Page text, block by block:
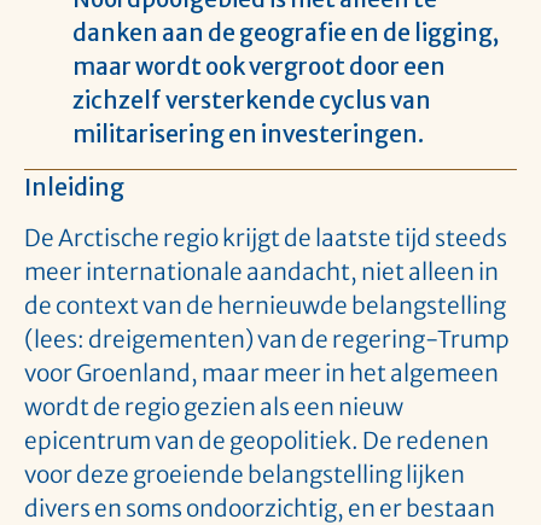
danken aan de geografie en de ligging,
maar wordt ook vergroot door een
zichzelf versterkende cyclus van
militarisering en investeringen.
Inleiding
De Arctische regio krijgt de laatste tijd steeds
meer internationale aandacht, niet alleen in
de context van de hernieuwde belangstelling
(lees: dreigementen) van de regering-Trump
voor Groenland, maar meer in het algemeen
wordt de regio gezien als een nieuw
epicentrum van de geopolitiek. De redenen
voor deze groeiende belangstelling lijken
divers en soms ondoorzichtig, en er bestaan